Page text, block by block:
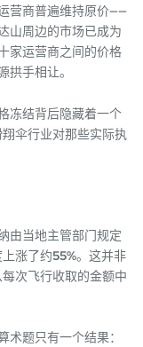
营商普遍维持原价——
山周边的市场已成为
家运营商之间的价格
手相让。
冻结背后隐藏着一个
伞行业对那些实际执
由当地主管部门规定
涨了约55%。这并非
次飞行收取的金额中
题只有一个结果：